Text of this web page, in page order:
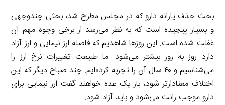
بحث حذف یارانه دارو که در مجلس مطرح شد، بحثی چندوجهی
و بسیار پیچیده است که به نظر می‌رسد از برخی وجوه مهم آن
غفلت شده است. این روزها شاهدیم که فاصله ارز نیمایی و ارز آزاد
دارد روز به روز بیشتر می‌شود. ما طبیعت تغییرات نرخ ارز را
می‌شناسیم و ۴۰ سال آن را تجربه کرده‌ایم. چند صباح دیگر که این
اختلاف معنادارتر شود، باز یک عده خواهند گفت ارز نیمایی برای
دارو موجب رانت می‌شود و باید آزاد شود.